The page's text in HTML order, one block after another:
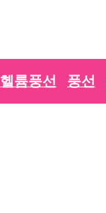
헬륨풍선 풍선